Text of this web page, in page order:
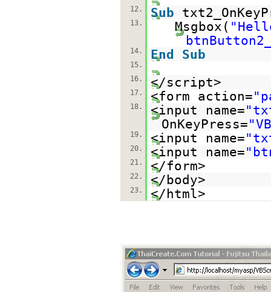
12.
Sub
13. Msgbox(
14. End Sub
15.
16.
</script>
17. <form action=
18. <input name=
OnKeyPress=
19. <input name=
20. <input name=
21. </form>
22. </body>
23. </html>